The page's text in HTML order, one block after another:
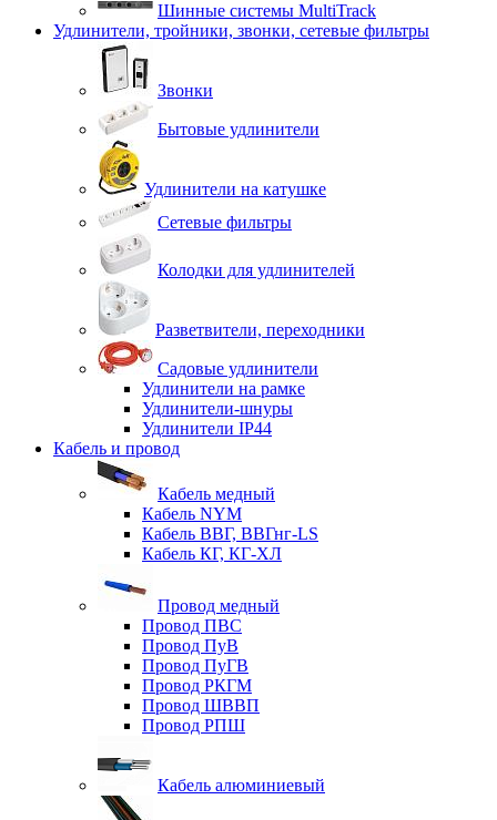
Шинные системы MultiTrack
Удлинители, тройники, звонки, сетевые фильтры
Звонки
Бытовые удлинители
Удлинители на катушке
Сетевые фильтры
Колодки для удлинителей
Разветвители, переходники
Садовые удлинители
Удлинители на рамке
Удлинители-шнуры
Удлинители IP44
Кабель и провод
Кабель медный
Кабель NYM
Кабель ВВГ, ВВГнг-LS
Кабель КГ, КГ-ХЛ
Провод медный
Провод ПВС
Провод ПуВ
Провод ПуГВ
Провод РКГМ
Провод ШВВП
Провод РПШ
Кабель алюминиевый